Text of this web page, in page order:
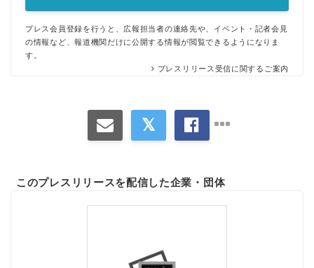
プレス会員登録を行うと、広報担当者の連絡先や、イベント・記者会見
の情報など、報道機関だけに公開する情報が閲覧できるようになりま
す。
プレスリリース受信に関するご案内
このプレスリリースを配信した企業・団体